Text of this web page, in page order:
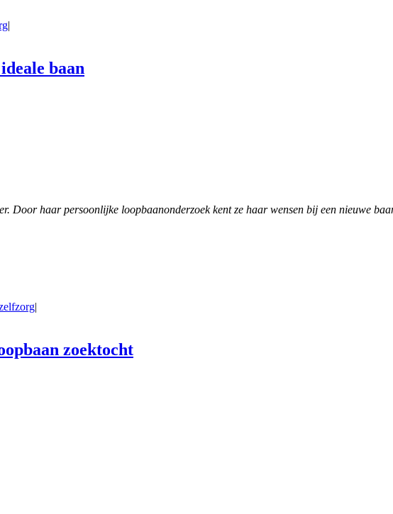
|
baan
Door haar persoonlijke loopbaanonderzoek kent ze haar wensen bij een nieuwe
|
zoektocht